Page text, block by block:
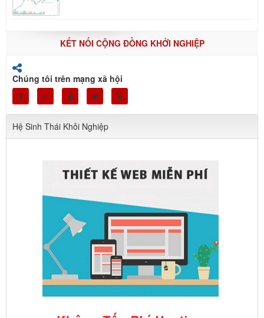
KẾT NỐI CỘNG ĐỒNG KHỞI NGHIỆP
Chúng tôi trên mạng xã hội
Hệ Sinh Thái Khỏi Nghiệp